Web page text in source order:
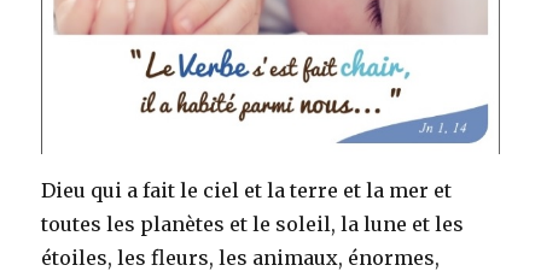
Dieu qui a fait le ciel et la terre et la mer et
toutes les planètes et le soleil, la lune et les
étoiles, les fleurs, les animaux, énormes,